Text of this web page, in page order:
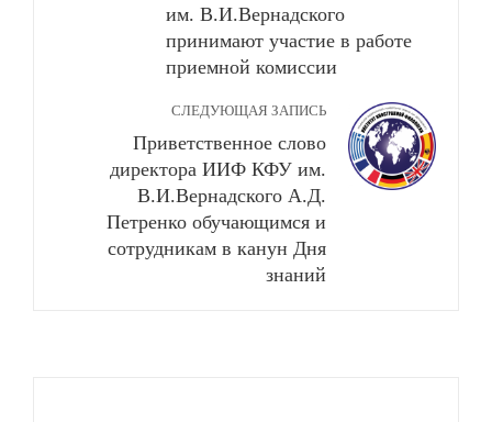
им. В.И.Вернадского
принимают участие в работе
приемной комиссии
СЛЕДУЮЩАЯ ЗАПИСЬ
Приветственное слово
директора ИИФ КФУ им.
В.И.Вернадского А.Д.
Петренко обучающимся и
сотрудникам в канун Дня
знаний